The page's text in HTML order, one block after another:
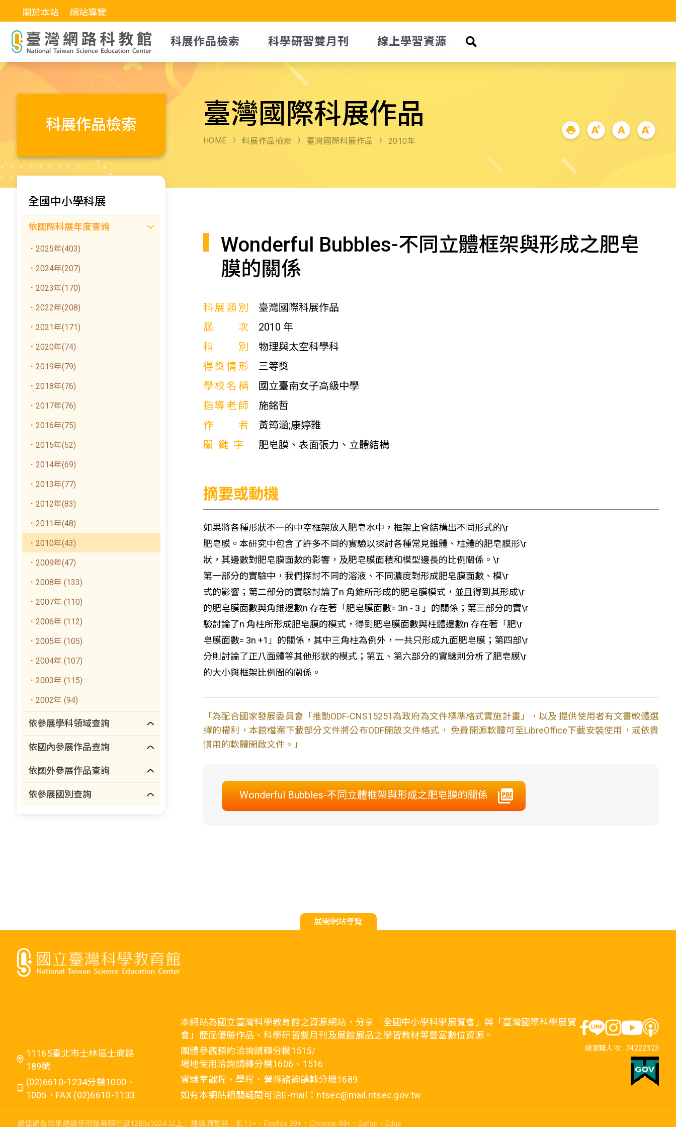
關於本站 網站導覽
科展作品檢索 科學研習雙月刊 線上學習資源
科展作品檢索 臺灣國際科展作品
HOME 科展作品檢索 臺灣國際科展作品 2010年
全國中小學科展
依國際科展年度查詢
．2025年(403)
．2024年(207)
．2023年(170)
．2022年(208)
．2021年(171)
．2020年(74)
．2019年(79)
．2018年(76)
．2017年(76)
．2016年(75)
．2015年(52)
．2014年(69)
．2013年(77)
．2012年(83)
．2011年(48)
．2010年(43)
．2009年(47)
．2008年 (133)
．2007年 (110)
．2006年 (112)
．2005年 (105)
．2004年 (107)
．2003年 (115)
．2002年 (94)
依參展學科領域查詢
依國內參展作品查詢
依國外參展作品查詢
依參展國別查詢
Wonderful Bubbles-不同立體框架與形成之肥皂
膜的關係
科展類別
臺灣國際科展作品
屆次
2010 年
科別
物理與太空科學科
得獎情形
三等獎
學校名稱
國立臺南女子高級中學
指導老師
施銘哲
作者
黃筠涵;康婷雅
關鍵字
肥皂膜、表面張力、立體結構
摘要或動機
如果將各種形狀不一的中空框架放入肥皂水中，框架上會結構出不同形式的\r
肥皂膜。本研究中包含了許多不同的實驗以探討各種常見錐體、柱體的肥皂膜形\r
狀，其邊數對肥皂膜面數的影響，及肥皂膜面積和模型邊長的比例關係。\r
第一部分的實驗中，我們探討不同的溶液、不同濃度對形成肥皂膜面數、模\r
式的影響；第二部分的實驗討論了n 角錐所形成的肥皂膜模式，並且得到其形成\r
的肥皂膜面數與角錐邊數n 存在著「肥皂膜面數= 3n - 3 」的關係；第三部分的實\r
驗討論了n 角柱所形成肥皂膜的模式，得到肥皂膜面數與柱體邊數n 存在著「肥\r
皂膜面數= 3n +1」的關係，其中三角柱為例外，一共只形成九面肥皂膜；第四部\r
分則討論了正八面體等其他形狀的模式；第五、第六部分的實驗則分析了肥皂膜\r
的大小與框架比例間的關係。
「為配合國家發展委員會「推動ODF-CNS15251為政府為文件標準格式實施計畫」，以及 提供使用者有文書軟體選
擇的權利，本館檔案下載部分文件將公布ODF開放文件格式， 免費開源軟體可至LibreOffice下載安裝使用，或依貴
慣用的軟體開啟文件。」
Wonderful Bubbles-不同立體框架與形成之肥皂膜的關係
展開網站導覽
11165臺北市士林區士商路
189號
(02)6610-1234分機1000、
1005．FAX (02)6610-1133
本網站為國立臺灣科學教育館之資源網站，分享「全國中小學科學展覽會」與「臺灣國際科學展覽
會」歷屆優勝作品、科學研習雙月刊及展館展品之學習教材等豐富數位資源。
團體參觀預約洽詢請轉分機1515/
場地使用洽詢請轉分機1606、1516
實驗室課程、學程、營隊諮詢請轉分機1689
如有本網站相關疑問可洽E-mail：ntsec@mail.ntsec.gov.tw
總瀏覽人次 : 74222323
最佳觀看效果建議使用螢幕解析度1280x1024 以上 建議瀏覽器：IE 11+、Firefox 39+、Chrome 44+、Safari、Edge